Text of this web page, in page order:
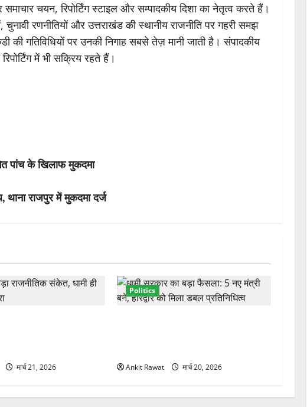
चयन, रिपोर्टिंग स्टाइल और सम्पादकीय दिशा का नेतृत्व करते हैं।
रणनीतियों और उत्तराखंड की स्थानीय राजनीति पर गहरी समझ
गतिविधियों पर उनकी निगाह सबसे तेज़ मानी जाती है। संपादकीय
में भी सक्रिय रहते हैं।
पांच के खिलाफ मुकदमा
थाना राजपुर में मुकदमा दर्ज
मार्च 21, 2026
Politics
Ankit Rawat मार्च 20, 2026